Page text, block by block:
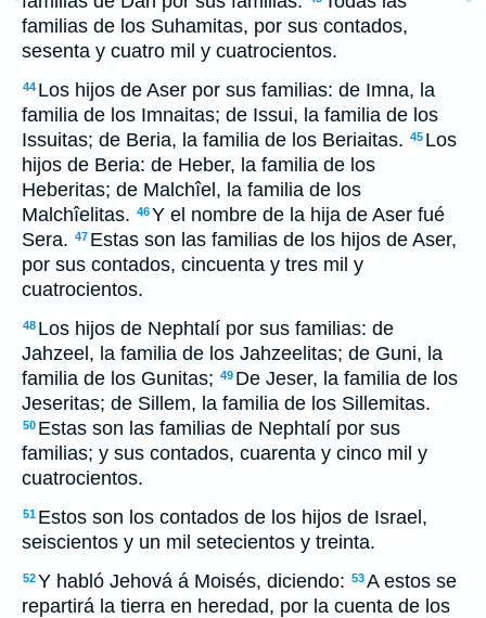
familias de los Suhamitas, por sus contados,
sesenta y cuatro mil y cuatrocientos.
44 Los hijos de Aser por sus familias: de Imna, la
familia de los Imnaitas; de Issui, la familia de los
Issuitas; de Beria, la familia de los Beriaitas. 45 Los
hijos de Beria: de Heber, la familia de los
Heberitas; de Malchîel, la familia de los
Malchîelitas. 46Y el nombre de la hija de Aser fué
Sera. 47 Estas son las familias de los hijos de Aser,
por sus contados, cincuenta y tres mil y
cuatrocientos.
48 Los hijos de Nephtalí por sus familias: de
Jahzeel, la familia de los Jahzeelitas; de Guni, la
familia de los Gunitas; 49 De Jeser, la familia de los
Jeseritas; de Sillem, la familia de los Sillemitas.
50 Estas son las familias de Nephtalí por sus
familias; y sus contados, cuarenta y cinco mil y
cuatrocientos.
51 Estos son los contados de los hijos de Israel,
seiscientos y un mil setecientos y treinta.
52Y habló Jehová á Moisés, diciendo: 53A estos se
repartirá la tierra en heredad, por la cuenta de los